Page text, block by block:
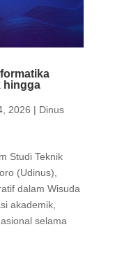
hingga
2026 | Dinus
Studi Teknik
(Udinus),
dalam Wisuda
akademik,
selama